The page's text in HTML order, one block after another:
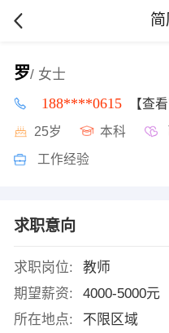
罗/ 女士
188****0615 【查
25岁 本科
工作经验
求职意向
求职岗位:
教师
期望薪资:
4000-5000元
所在地点:
不限区域